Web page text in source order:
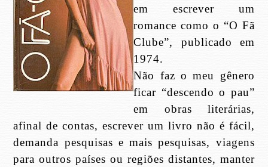
em escrever um
romance como o “O Fã
Clube”, publicado em
1974.
Não faz o meu gênero
ficar “descendo o pau”
em obras literárias,
afinal de contas, escrever um livro não é fácil,
demanda pesquisas e mais pesquisas, viagens
para outros países ou regiões distantes, manter